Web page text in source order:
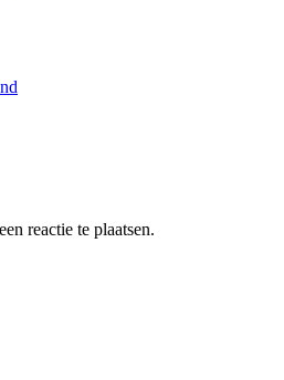
reactie te plaatsen.